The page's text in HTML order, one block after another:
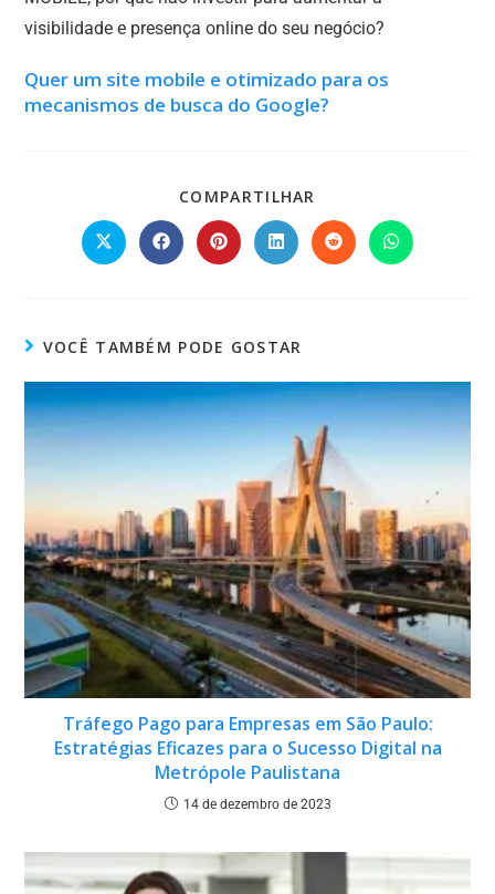
visibilidade e presença online do seu negócio?
Quer um site mobile e otimizado para os
mecanismos de busca do Google?
COMPARTILHAR
VOCÊ TAMBÉM PODE GOSTAR
Tráfego Pago para Empresas em São Paulo:
Estratégias Eficazes para o Sucesso Digital na
Metrópole Paulistana
14 de dezembro de 2023